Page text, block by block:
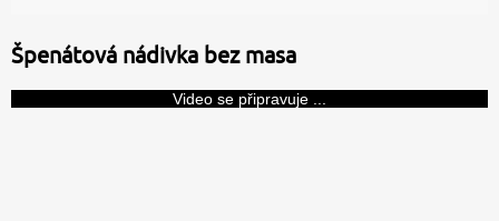
Špenátová nádivka bez masa
Video se připravuje ...